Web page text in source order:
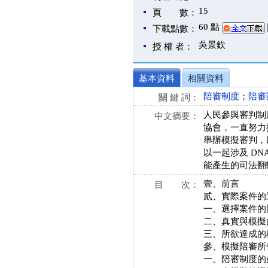
頁 數： 15
下載點數： 60 點
授 權 者： 吳景欽
基本資料
相關資料
關 鍵 詞：
陪審制度 ； 陪
中文摘要：
人民參與審判
協會，一直努
舉辦模擬審判
以一起涉及
能產生的司法翻
目 次：
壹、前言
貳、實際案件
一、選擇案件的
二、真實與模
三、所欲達成
參、模擬陪審
一、陪審制度